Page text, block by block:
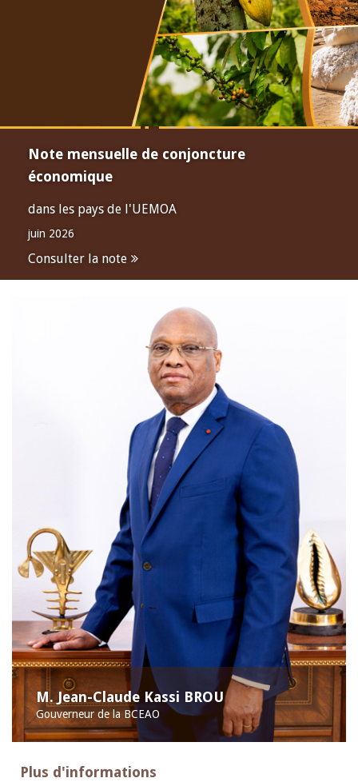
Note mensuelle de conjoncture
économique
dans les pays de l'UEMOA
juin 2026
Consulter la note
M. Jean-Claude Kassi BROU
Gouverneur de la BCEAO
Plus d'informations